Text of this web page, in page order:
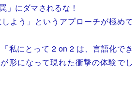
」にダマされるな！
しよう」というアプローチが極めて
私にとって 2 on 2 は、言語化でき
形になって現れた衝撃の体験でし